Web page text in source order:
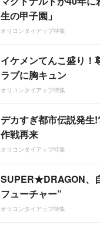
生の甲子園」
オリコンタイアップ特集
イケメンてんこ盛り！
ラブに胸キュン
オリコンタイアップ特集
デカすぎ都市伝説発生
作戦再来
オリコンタイアップ特集
SUPER★DRAGON、
フューチャー”
オリコンタイアップ特集